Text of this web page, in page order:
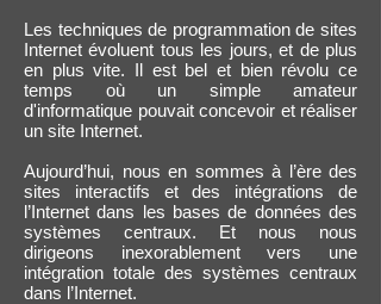
Les techniques de programmation de sites
Internet évoluent tous les jours, et de plus
en plus vite. Il est bel et bien révolu ce
temps où un simple amateur
d'informatique pouvait concevoir et réaliser
un site Internet.
Aujourd’hui, nous en sommes à l’ère des
sites interactifs et des intégrations de
l’Internet dans les bases de données des
systèmes centraux. Et nous nous
dirigeons inexorablement vers une
intégration totale des systèmes centraux
dans l’Internet.